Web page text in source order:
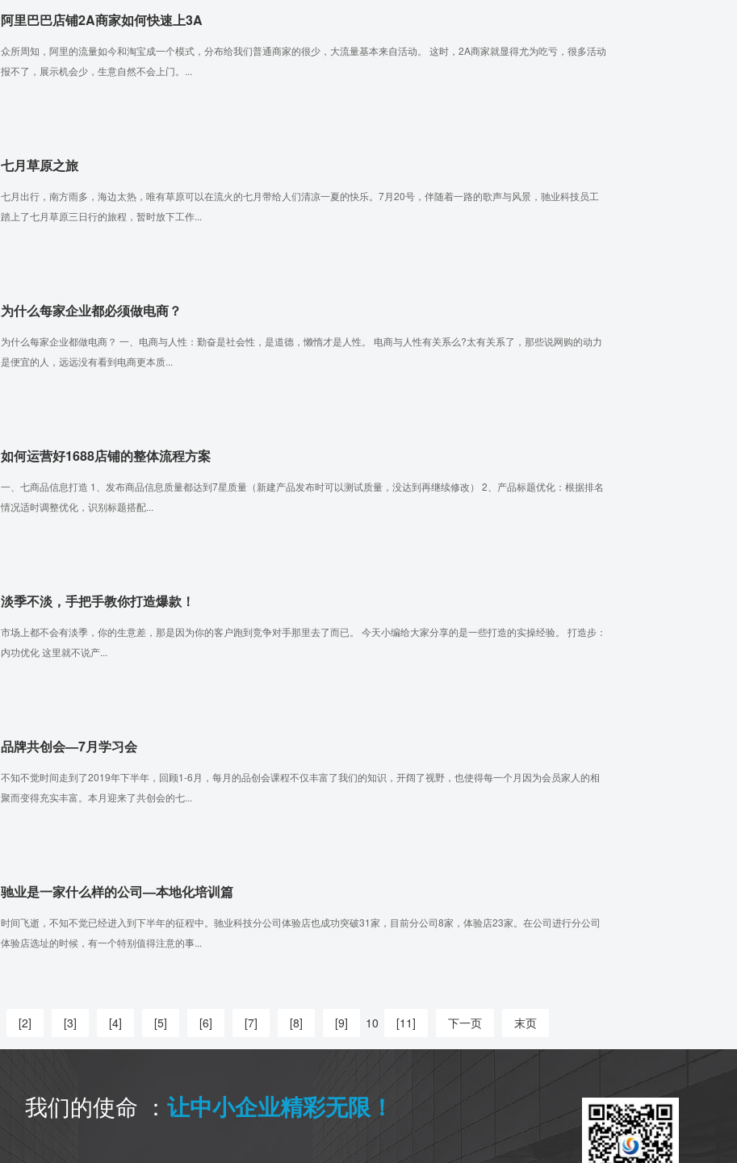
阿里巴巴店铺2A商家如何快速上3A
众所周知，阿里的流量如今和淘宝成一个模式，分布给我们普通商家的很少，大流量基本来自活动。 这时，2A商家就显得尤为吃亏，很多活动
报不了，展示机会少，生意自然不会上门。...
七月草原之旅
七月出行，南方雨多，海边太热，唯有草原可以在流火的七月带给人们清凉一夏的快乐。7月20号，伴随着一路的歌声与风景，驰业科技员工
踏上了七月草原三日行的旅程，暂时放下工作...
为什么每家企业都必须做电商？
为什么每家企业都做电商？ 一、电商与人性：勤奋是社会性，是道德，懒惰才是人性。 电商与人性有关系么?太有关系了，那些说网购的动力
是便宜的人，远远没有看到电商更本质...
如何运营好1688店铺的整体流程方案
一、七商品信息打造 1、发布商品信息质量都达到7星质量（新建产品发布时可以测试质量，没达到再继续修改） 2、产品标题优化：根据排名
情况适时调整优化，识别标题搭配...
淡季不淡，手把手教你打造爆款！
市场上都不会有淡季，你的生意差，那是因为你的客户跑到竞争对手那里去了而已。 今天小编给大家分享的是一些打造的实操经验。 打造步：
内功优化 这里就不说产...
品牌共创会—7月学习会
不知不觉时间走到了2019年下半年，回顾1-6月，每月的品创会课程不仅丰富了我们的知识，开阔了视野，也使得每一个月因为会员家人的相
聚而变得充实丰富。本月迎来了共创会的七...
驰业是一家什么样的公司—本地化培训篇
时间飞逝，不知不觉已经进入到下半年的征程中。驰业科技分公司体验店也成功突破31家，目前分公司8家，体验店23家。在公司进行分公司
体验店选址的时候，有一个特别值得注意的事...
[2] [3] [4] [5] [6] [7] [8] [9] 10 [11] 下一页 末页
我们的使命 ： 让中小企业精彩无限！